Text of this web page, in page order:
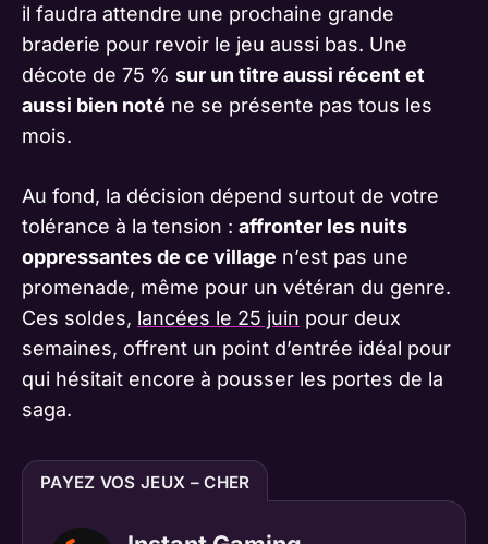
il faudra attendre une prochaine grande
braderie pour revoir le jeu aussi bas. Une
décote de 75 % sur un titre aussi récent et
aussi bien noté ne se présente pas tous les
mois.
Au fond, la décision dépend surtout de votre
tolérance à la tension : affronter les nuits
oppressantes de ce village n’est pas une
promenade, même pour un vétéran du genre.
Ces soldes, lancées le 25 juin pour deux
semaines, offrent un point d’entrée idéal pour
qui hésitait encore à pousser les portes de la
saga.
PAYEZ VOS JEUX – CHER